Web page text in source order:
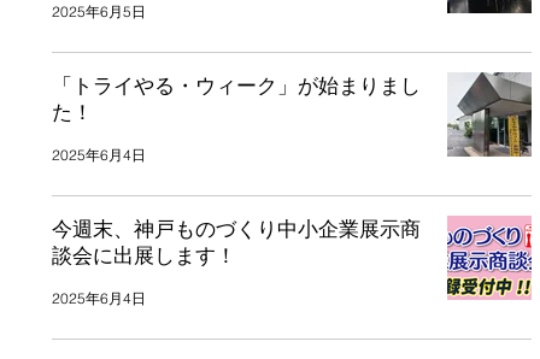
2025年6月5日
「トライやる・ウィーク」が始まりまし
た！
2025年6月4日
今週末、神戸ものづくり中小企業展示商
談会に出展します！
2025年6月4日